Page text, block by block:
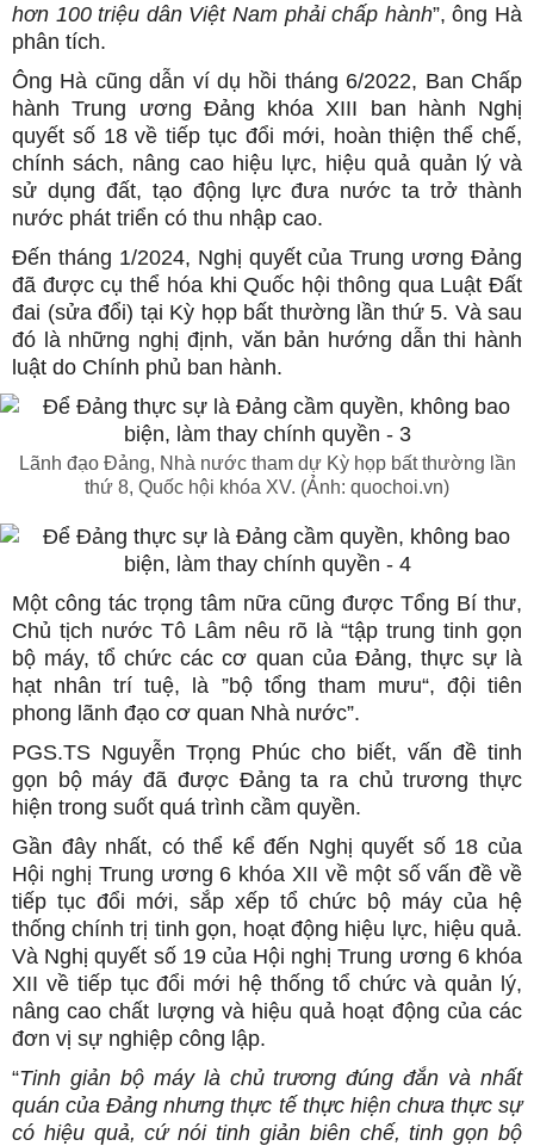
hơn 100 triệu dân Việt Nam phải chấp hành”, ông Hà
phân tích.
Ông Hà cũng dẫn ví dụ hồi tháng 6/2022, Ban Chấp
hành Trung ương Đảng khóa XIII ban hành Nghị
quyết số 18 về tiếp tục đổi mới, hoàn thiện thể chế,
chính sách, nâng cao hiệu lực, hiệu quả quản lý và
sử dụng đất, tạo động lực đưa nước ta trở thành
nước phát triển có thu nhập cao.
Đến tháng 1/2024, Nghị quyết của Trung ương Đảng
đã được cụ thể hóa khi Quốc hội thông qua Luật Đất
đai (sửa đổi) tại Kỳ họp bất thường lần thứ 5. Và sau
đó là những nghị định, văn bản hướng dẫn thi hành
luật do Chính phủ ban hành.
Lãnh đạo Đảng, Nhà nước tham dự Kỳ họp bất thường lần
thứ 8, Quốc hội khóa XV. (Ảnh: quochoi.vn)
Một công tác trọng tâm nữa cũng được Tổng Bí thư,
Chủ tịch nước Tô Lâm nêu rõ là “tập trung tinh gọn
bộ máy, tổ chức các cơ quan của Đảng, thực sự là
hạt nhân trí tuệ, là ”bộ tổng tham mưu“, đội tiên
phong lãnh đạo cơ quan Nhà nước”.
PGS.TS Nguyễn Trọng Phúc cho biết, vấn đề tinh
gọn bộ máy đã được Đảng ta ra chủ trương thực
hiện trong suốt quá trình cầm quyền.
Gần đây nhất, có thể kể đến Nghị quyết số 18 của
Hội nghị Trung ương 6 khóa XII về một số vấn đề về
tiếp tục đổi mới, sắp xếp tổ chức bộ máy của hệ
thống chính trị tinh gọn, hoạt động hiệu lực, hiệu quả.
Và Nghị quyết số 19 của Hội nghị Trung ương 6 khóa
XII về tiếp tục đổi mới hệ thống tổ chức và quản lý,
nâng cao chất lượng và hiệu quả hoạt động của các
đơn vị sự nghiệp công lập.
“Tinh giản bộ máy là chủ trương đúng đắn và nhất
quán của Đảng nhưng thực tế thực hiện chưa thực sự
có hiệu quả, cứ nói tinh giản biên chế, tinh gọn bộ